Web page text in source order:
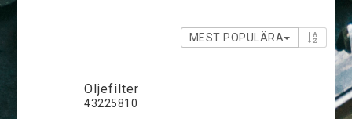
MEST POPULÄRA
Oljefilter
43225810